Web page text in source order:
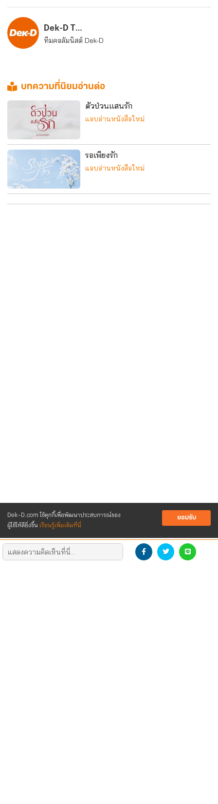
Dek-D.com ใช้คุกกี้เพื่อพัฒนาประสบการณ์ของ
ผู้ใช้ให้ดียิ่งขึ้น เรียนรู้เพิ่มเติมที่นี่
ยอมรับ
Dek-D Team
ทีมคอลัมนิสต์ Dek-D
บทความที่นิยมอ่านต่อ
ตัวป่วนแสนรัก
แอบอ่านหนังสือใหม่
รอเพียงรัก
แอบอ่านหนังสือใหม่